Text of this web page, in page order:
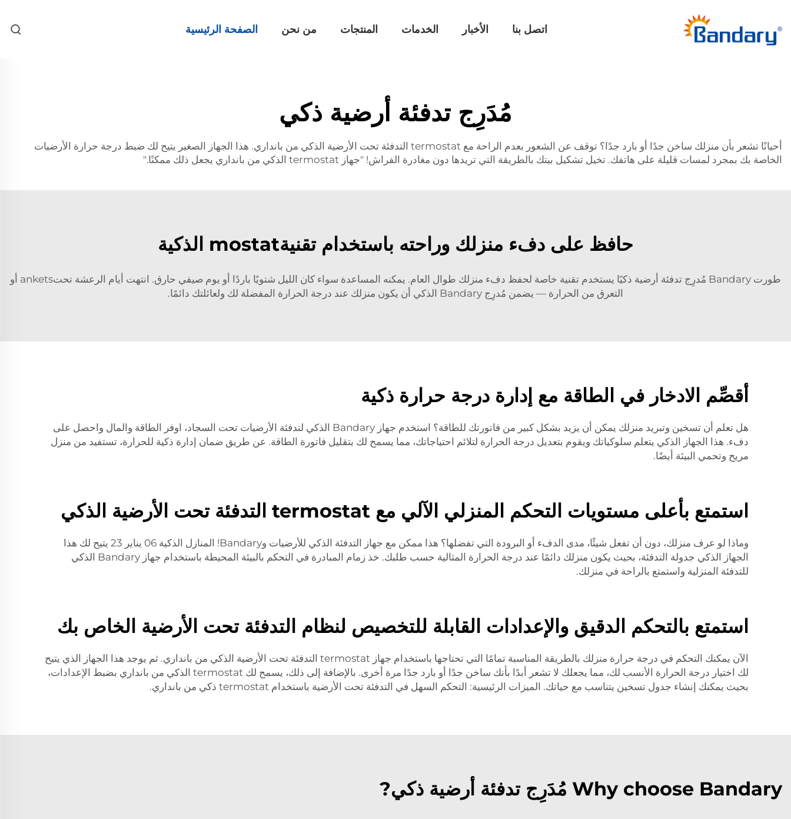
الصفحة الرئيسية من نحن المنتجات الخدمات الأخبار اتصل بنا
مُدَرِج تدفئة أرضية ذكي
أحيانًا تشعر بأن منزلك ساخن جدًا أو بارد جدًا؟ توقف عن الشعور بعدم الراحة مع termostat التدفئة تحت الأرضية الذكي من بانداري. هذا الجهاز الصغير يتيح لك ضبط درجة حرارة الأرضيات
الخاصة بك بمجرد لمسات قليلة على هاتفك. تخيل تشكيل بيتك بالطريقة التي تريدها دون مغادرة الفراش! "جهاز termostat الذكي من بانداري يجعل ذلك ممكنًا."
حافظ على دفء منزلك وراحته باستخدام تقنيةmostat الذكية
طورت Bandary مُدرِج تدفئة أرضية ذكيًا يستخدم تقنية خاصة لحفظ دفء منزلك طوال العام. يمكنه المساعدة سواء كان الليل شتويًا باردًا أو يوم صيفي حارق. انتهت أيام الرعشة تحتankets أو
التعرق من الحرارة — يضمن مُدرِج Bandary الذكي أن يكون منزلك عند درجة الحرارة المفضلة لك ولعائلتك دائمًا.
أقصِّم الادخار في الطاقة مع إدارة درجة حرارة ذكية
هل تعلم أن تسخين وتبريد منزلك يمكن أن يزيد بشكل كبير من فاتورتك للطاقة؟ استخدم جهاز Bandary الذكي لتدفئة الأرضيات تحت السجاد، اوفر الطاقة والمال واحصل على
دفء. هذا الجهاز الذكي يتعلم سلوكياتك ويقوم بتعديل درجة الحرارة لتلائم احتياجاتك، مما يسمح لك بتقليل فاتورة الطاقة. عن طريق ضمان إدارة ذكية للحرارة، تستفيد من منزل
مريح وتحمي البيئة أيضًا.
استمتع بأعلى مستويات التحكم المنزلي الآلي مع termostat التدفئة تحت الأرضية الذكي
وماذا لو عرف منزلك، دون أن تفعل شيئًا، مدى الدفء أو البرودة التي تفضلها؟ هذا ممكن مع جهاز التدفئة الذكي للأرضيات وBandary! المنازل الذكية 06 يناير 23 يتيح لك هذا
الجهاز الذكي جدولة التدفئة، بحيث يكون منزلك دائمًا عند درجة الحرارة المثالية حسب طلبك. خذ زمام المبادرة في التحكم بالبيئة المحيطة باستخدام جهاز Bandary الذكي
للتدفئة المنزلية واستمتع بالراحة في منزلك.
استمتع بالتحكم الدقيق والإعدادات القابلة للتخصيص لنظام التدفئة تحت الأرضية الخاص بك
الآن يمكنك التحكم في درجة حرارة منزلك بالطريقة المناسبة تمامًا التي تحتاجها باستخدام جهاز termostat التدفئة تحت الأرضية الذكي من بانداري. ثم يوجد هذا الجهاز الذي يتيح
لك اختيار درجة الحرارة الأنسب لك، مما يجعلك لا تشعر أبدًا بأنك ساخن جدًا أو بارد جدًا مرة أخرى. بالإضافة إلى ذلك، يسمح لك termostat الذكي من بانداري بضبط الإعدادات،
بحيث يمكنك إنشاء جدول تسخين يتناسب مع حياتك. الميزات الرئيسية: التحكم السهل في التدفئة تحت الأرضية باستخدام termostat ذكي من بانداري.
Why choose Bandary مُدَرِج تدفئة أرضية ذكي?